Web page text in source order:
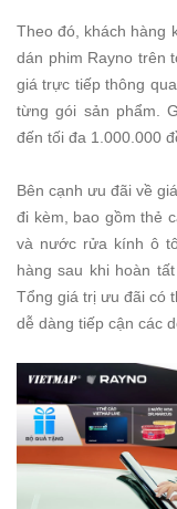
Theo đó, khách hàng
dán phim Rayno trên
giá trực tiếp thông
từng gói sản phẩm.
đến tối đa 1.000.000
Bên cạnh ưu đãi về
đi kèm, bao gồm thẻ
và nước rửa kính ô
hàng sau khi hoàn
Tổng giá trị ưu đãi có
dễ dàng tiếp cận các